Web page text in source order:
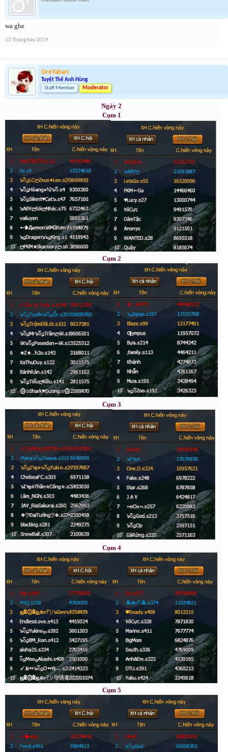
wa ghe
12 Tháng bảy 2019
OreYahari
Tuyệt Thế Anh Hùng
Staff Member
Moderator
Ngày 2
Cụm 1
Cụm 2
Cụm 3
Cụm 4
Cụm 5